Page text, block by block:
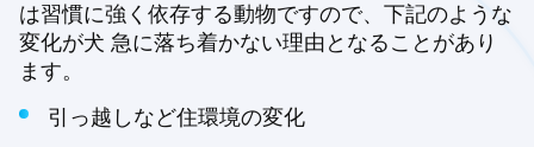
は習慣に強く依存する動物ですので、下記のような
変化が犬 急に落ち着かない理由となることがあり
ます。
引っ越しなど住環境の変化